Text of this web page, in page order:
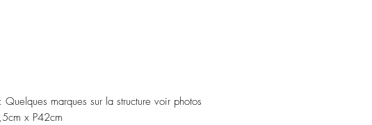
marques sur la structure voir photos
x P42cm